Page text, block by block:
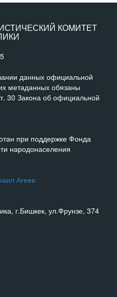
КОМИТЕТ
данных официальной
метаданных обязаны
30 Закона об официальной
при поддержке Фонда
народонаселения
Агеев
г.Бишкек, ул.Фрунзе, 374